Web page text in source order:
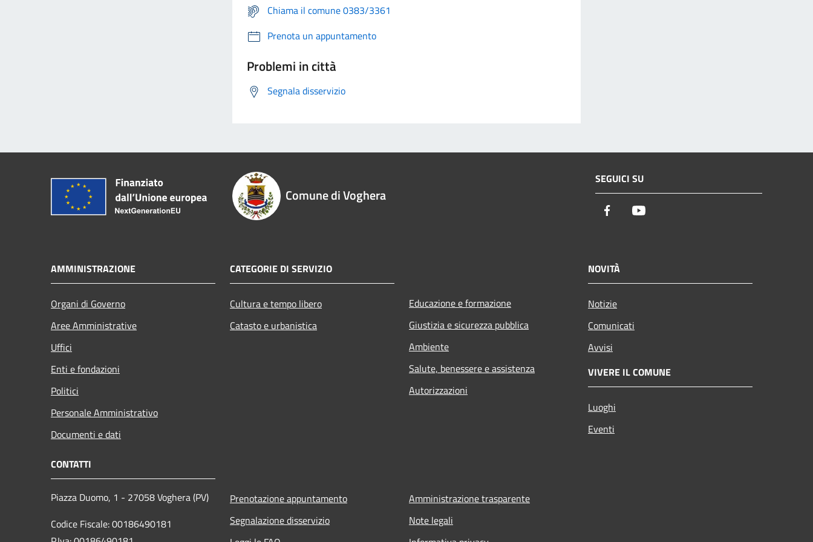
Chiama il comune 0383/3361
Prenota un appuntamento
Problemi in città
Segnala disservizio
Comune di Voghera
SEGUICI SU
Facebook
AMMINISTRAZIONE
Organi di Governo
Aree Amministrative
Uffici
Enti e fondazioni
Politici
Personale Amministrativo
Documenti e dati
CATEGORIE DI SERVIZIO
Cultura e tempo libero
Catasto e urbanistica
Educazione e formazione
Giustizia e sicurezza pubblica
Ambiente
Salute, benessere e assistenza
Autorizzazioni
NOVITÀ
Notizie
Comunicati
Avvisi
VIVERE IL COMUNE
Luoghi
Eventi
CONTATTI
Piazza Duomo, 1 - 27058 Voghera (PV)
Codice Fiscale: 00186490181
Prenotazione appuntamento
Segnalazione disservizio
Amministrazione trasparente
Note legali